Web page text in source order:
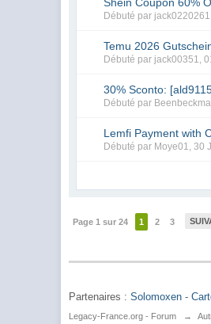
Débuté par jack0220261
Temu 2026
Débuté par jack00351,
30% Sconto:
Débuté par
Lemfi Payment with
Débuté par Moye01,30
Page 1 sur 24 1 2 3
Partenaires :Solomoxen -
Legacy-France.org - Forum →